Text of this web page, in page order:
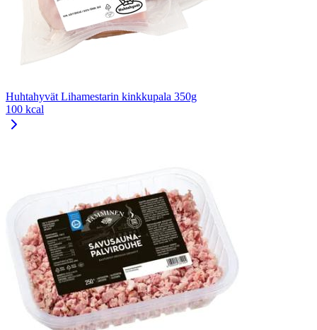
Huhtahyvät Lihamestarin kinkkupala 350g
100 kcal